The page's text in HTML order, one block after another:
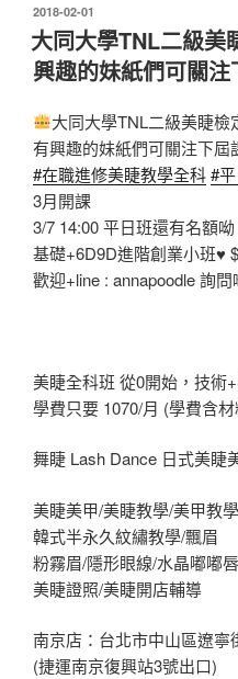
發
佈
於
2018-02-01
大同大學TNL二級美
興趣的妹紙們可關注
大同大學TNL二級美睫檢
有興趣的妹紙們可關注下屆
#在職進修美睫教學全科#
3月開課
3/7 14:00 平日班還有名額呦
基礎+6D9D進階創業小班♥
歡迎+line : annapoodle 詢問
美睫全科班 從0開始，技術
學費只要 1070/月 (學費含
舞睫 Lash Dance 日式美睫
美睫美甲/美睫教學/美甲教學
韓式半永久紋繡教學/飄眉
粉霧眉/隱形眼線/水晶嘟嘟唇
美睫證照/美睫開店輔導
南京店：台北市中山區遼寧
(捷運南京復興站3號出口)